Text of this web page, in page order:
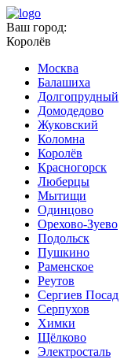
Ваш город:
Королёв
Москва
Балашиха
Долгопрудный
Домодедово
Жуковский
Коломна
Королёв
Красногорск
Люберцы
Мытищи
Одинцово
Орехово-Зуево
Подольск
Пушкино
Раменское
Реутов
Сергиев Посад
Серпухов
Химки
Щёлково
Электросталь